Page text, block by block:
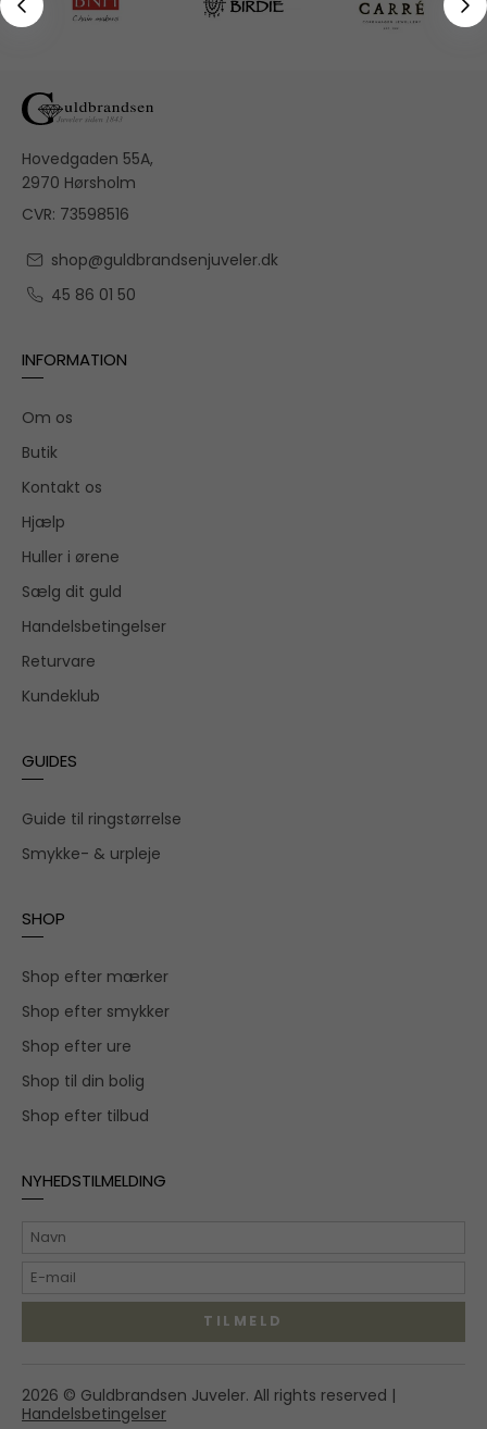
2970 Hørsholm
Hovedgaden 55A,
2970 Hørsholm
CVR: 73598516
shop@guldbrandsenjuveler.dk
45 86 01 50
INFORMATION
Om os
Butik
Kontakt os
Hjælp
Huller i ørene
Sælg dit guld
Handelsbetingelser
Returvare
Kundeklub
GUIDES
Guide til ringstørrelse
Smykke- & urpleje
SHOP
Shop efter mærker
Shop efter smykker
Shop efter ure
Shop til din bolig
Shop efter tilbud
NYHEDSTILMELDING
TILMELD
2026 © Guldbrandsen Juveler. All rights reserved |
Handelsbetingelser